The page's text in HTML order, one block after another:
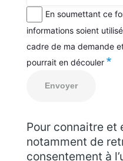
En soumettant ce
informations soient
cadre de ma demande
pourrait en découler
Pour connaitre et
notamment de
consentement à